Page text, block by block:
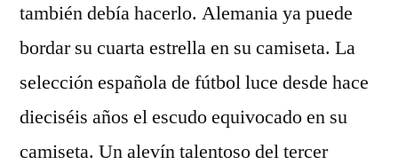
también debía hacerlo. Alemania ya puede
bordar su cuarta estrella en su camiseta. La
selección española de fútbol luce desde hace
dieciséis años el escudo equivocado en su
camiseta. Un alevín talentoso del tercer